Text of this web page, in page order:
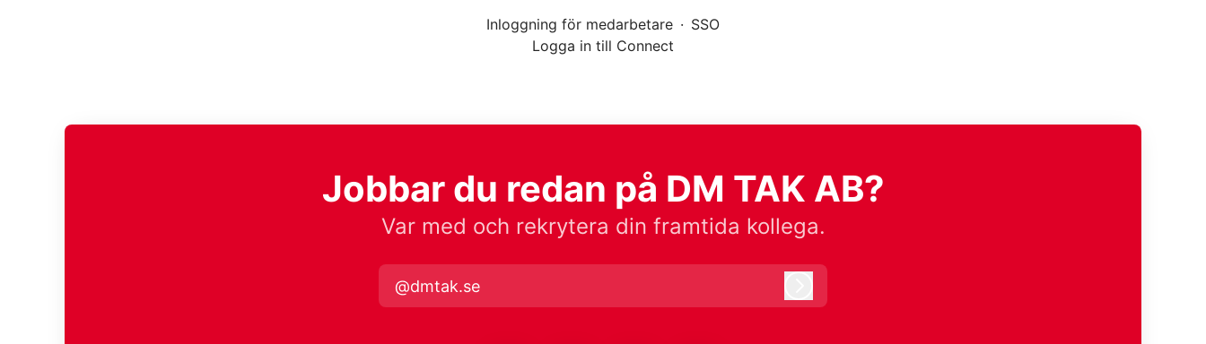
Inloggning för medarbetare · SSO
Logga in till Connect
Jobbar du redan på DM TAK AB?
Var med och rekrytera din framtida kollega.
@dmtak.se